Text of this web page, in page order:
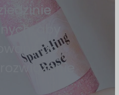
aby
do